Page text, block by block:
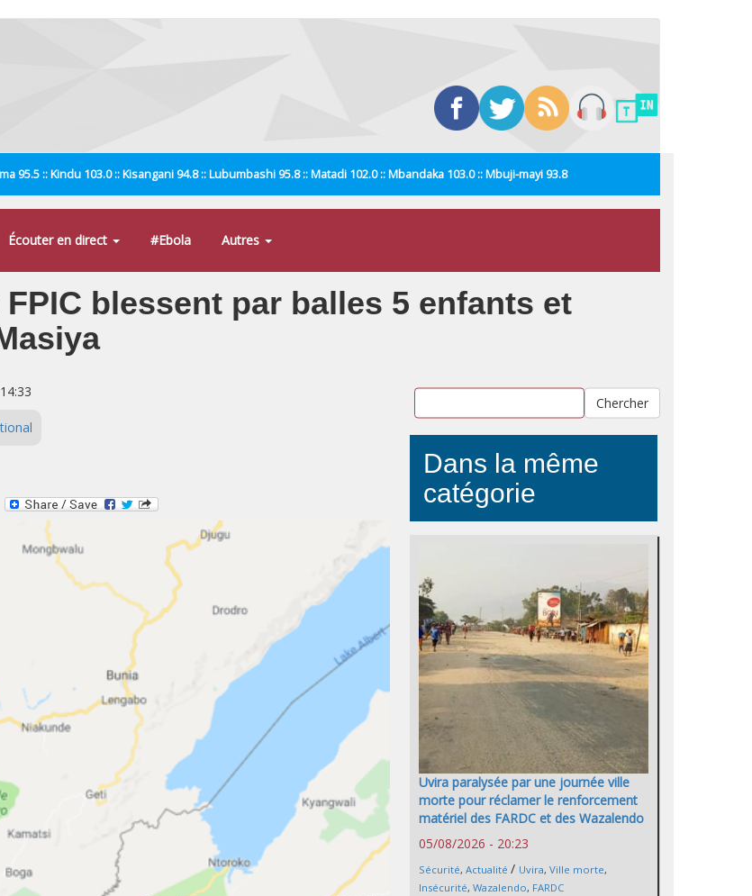
95.5 :: Kindu 103.0 :: Kisangani 94.8 :: Lubumbashi 95.8 :: Matadi 102.0 :: Mbandaka 103.0 :: Mbuji-mayi 93.8
Écouter en direct #Ebola Autres
blessent par balles 5 enfants et
Email
Chercher
Dans la même
catégorie
Uvira paralysée par une journée ville
morte pour réclamer le renforcement
matériel des FARDC et des Wazalendo
05/08/2026 - 20:23
Sécurité, Actualité / Uvira, Ville morte,
Insécurité, Wazalendo, FARDC